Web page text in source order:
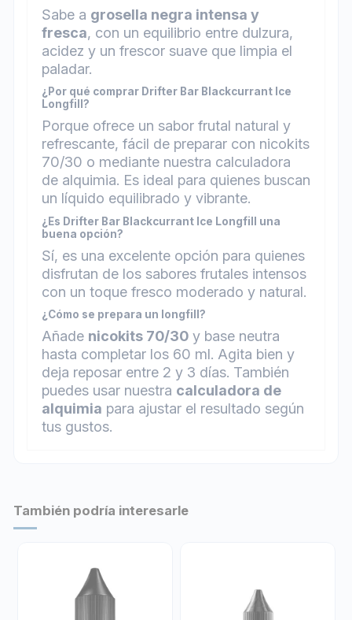
Sabe a grosella negra intensa y
fresca, con un equilibrio entre dulzura,
acidez y un frescor suave que limpia el
paladar.
¿Por qué comprar Drifter Bar Blackcurrant Ice
Longfill?
Porque ofrece un sabor frutal natural y
refrescante, fácil de preparar con nicokits
70/30 o mediante nuestra calculadora
de alquimia. Es ideal para quienes buscan
un líquido equilibrado y vibrante.
¿Es Drifter Bar Blackcurrant Ice Longfill una
buena opción?
Sí, es una excelente opción para quienes
disfrutan de los sabores frutales intensos
con un toque fresco moderado y natural.
¿Cómo se prepara un longfill?
Añade nicokits 70/30 y base neutra
hasta completar los 60 ml. Agita bien y
deja reposar entre 2 y 3 días. También
puedes usar nuestra calculadora de
alquimia para ajustar el resultado según
tus gustos.
También podría interesarle